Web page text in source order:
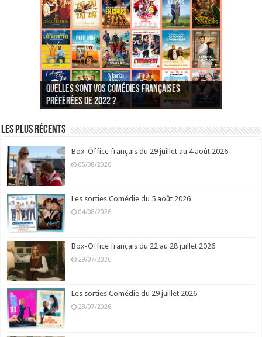
Quelles sont vos comédies françaises
préférées de 2022 ?
Quel est votre personnage préféré du Père
Noël est une ordure ?
Quelles sont vos comédies françaises
préférées de 2021 ?
Quel est votre « Gendarme » préféré ?
Quels sont vos 3 comédies de Jean-Marie Poiré
préférées ?
Quel est votre « Tati » préféré ?
Quel est votre « bronzé » préféré ?
Les plus récents
Box-Office français du 29 juillet au 4 août 2026
05/08/2026
Les sorties Comédie du 5 août 2026
04/08/2026
Box-Office français du 22 au 28 juillet 2026
29/07/2026
Les sorties Comédie du 29 juillet 2026
28/07/2026